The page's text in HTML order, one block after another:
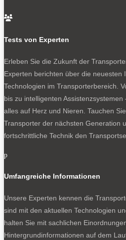
SOCIALS
Folgen
Folgen
Folgen
BELIEBTE NEWS
BELIEBTE TESTS

Tests von Experten
Erleben Sie die Zukunft der
Experten berichten über die neuesten
Technologien im Transporterbereich.
bis zu intelligenten
alles auf Herz und Nieren. Tauchen
Transporter der nächsten Generation
fortschrittliche Technik den
p
Umfangreiche Informationen
Unsere Experten kennen die
sind mit den aktuellen Technologien
halten Sie mit sachlichen
Hintergrundinformationen auf dem